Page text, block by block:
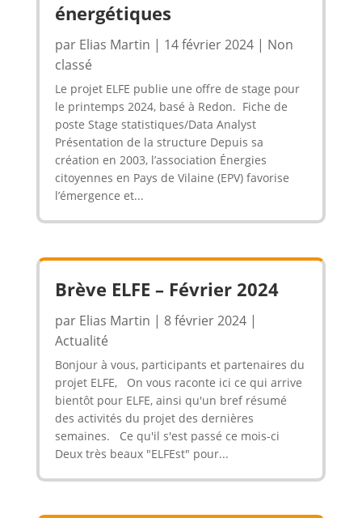
énergétiques
par Elias Martin | 14 février 2024| Non
classé
Le projet ELFE publie une offre de stage pour
le printemps 2024, basé à Redon. Fiche de
poste Stage statistiques/Data Analyst
Présentation de la structure Depuis sa
création en 2003, l’association Énergies
citoyennes en Pays de Vilaine (EPV) favorise
l’émergence et...
Brève ELFE – Février 2024
par Elias Martin | 8 février 2024|
Actualité
Bonjour à vous, participants et partenaires du
projet ELFE, On vous raconte ici ce qui arrive
bientôt pour ELFE, ainsi qu'un bref résumé
des activités du projet des dernières
semaines. Ce qu'il s'est passé ce mois-ci
Deux très beaux "ELFEst" pour...